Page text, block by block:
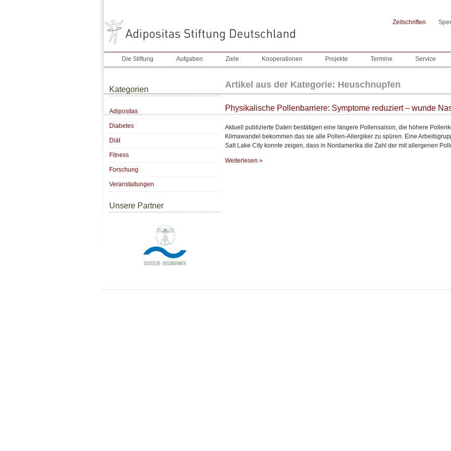
Zeitschriften
Die Stiftung Aufgaben Ziele Kooperationen Projekte Termine Service
Kategorien
Adipositas
Diabetes
Diät
Fitness
Forschung
Veranstaltungen
Unsere Partner
Artikel aus der Kategorie: Heuschnupfen
Physikalische Pollenbarriere: Symptome reduziert – wunde
Aktuell publizierte Daten bestätigen eine längere Pollensaison, die höhere
Klimawandel bekommen das sie alle Pollen-Allergiker zu spüren. Eine
Salt Lake City konnte zeigen, dass in Nordamerika die Zahl der mit allergenen
Weiterlesen »